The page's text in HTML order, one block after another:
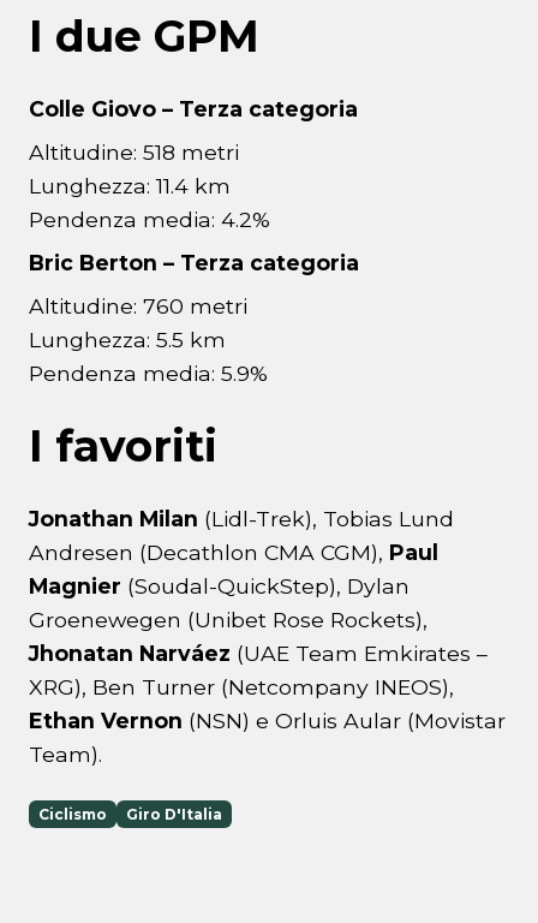
I due GPM
Colle Giovo – Terza categoria
Altitudine: 518 metri
Lunghezza: 11.4 km
Pendenza media: 4.2%
Bric Berton – Terza categoria
Altitudine: 760 metri
Lunghezza: 5.5 km
Pendenza media: 5.9%
I favoriti
Jonathan Milan (Lidl-Trek), Tobias Lund
Andresen (Decathlon CMA CGM), Paul
Magnier (Soudal-QuickStep), Dylan
Groenewegen (Unibet Rose Rockets),
Jhonatan Narváez (UAE Team Emkirates –
XRG), Ben Turner (Netcompany INEOS),
Ethan Vernon (NSN) e Orluis Aular (Movistar
Team).
Ciclismo Giro D'Italia